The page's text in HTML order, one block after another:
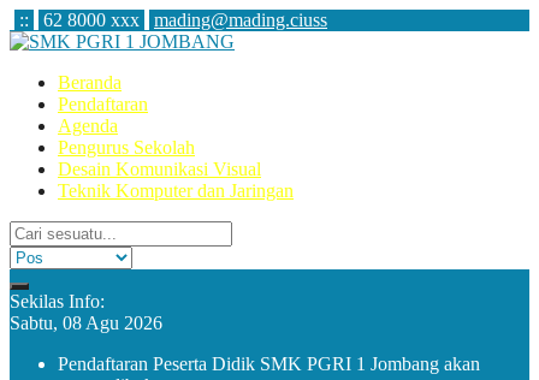
:: 62 8000 xxx mading@mading.ciuss
Beranda
Pendaftaran
Agenda
Pengurus Sekolah
Desain Komunikasi Visual
Teknik Komputer dan Jaringan
Sekilas Info:
Sabtu, 08 Agu 2026
Pendaftaran Peserta Didik SMK PGRI 1 Jombang akan